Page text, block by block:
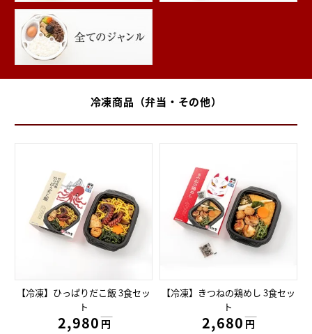
冷凍商品（弁当・その他）
【冷凍】ひっぱりだこ飯 3食セッ
ト
2,980円
円
【冷凍】きつねの鶏めし 3食セッ
ト
2,680円
円